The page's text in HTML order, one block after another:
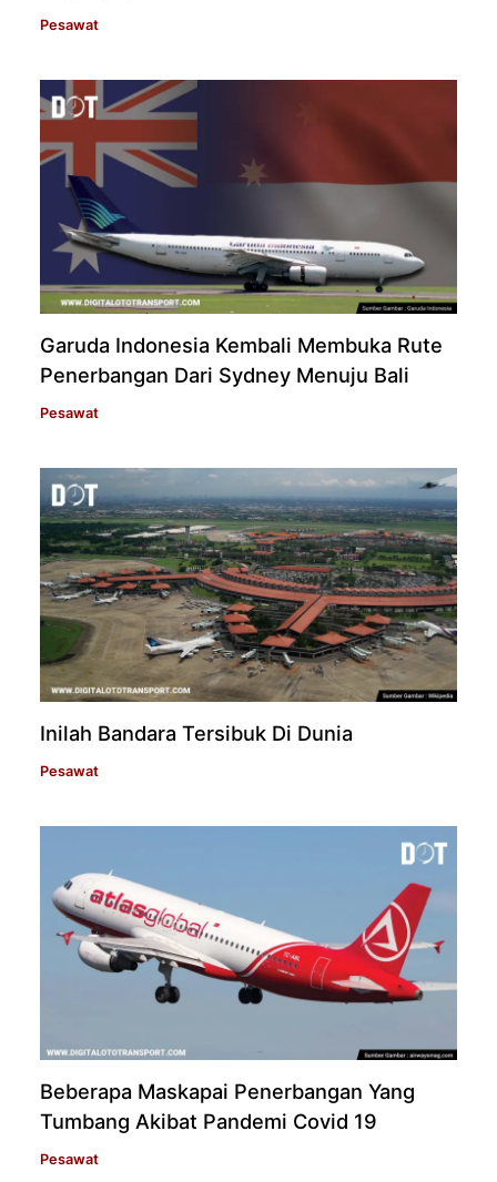
Pesawat
Garuda Indonesia Kembali Membuka Rute
Penerbangan Dari Sydney Menuju Bali
Pesawat
Inilah Bandara Tersibuk Di Dunia
Pesawat
Beberapa Maskapai Penerbangan Yang
Tumbang Akibat Pandemi Covid 19
Pesawat